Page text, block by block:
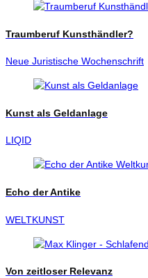
Traumberuf Kunsthändler?
Neue Juristische Wochenschrift
Kunst als Geldanlage
LIQID
Echo der Antike
WELTKUNST
Von zeitloser Relevanz